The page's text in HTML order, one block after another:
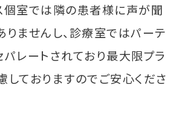
個室では隣の患者様に声が聞
りませんし、診療室ではパーテ
パレートされており最大限プラ
しておりますのでご安心くださ